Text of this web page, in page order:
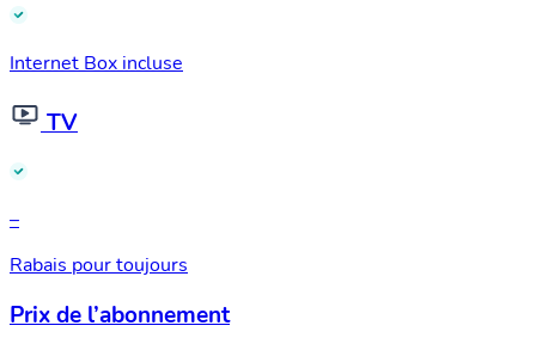
Internet Box incluse
TV
–
Rabais pour toujours
Prix de l’abonnement